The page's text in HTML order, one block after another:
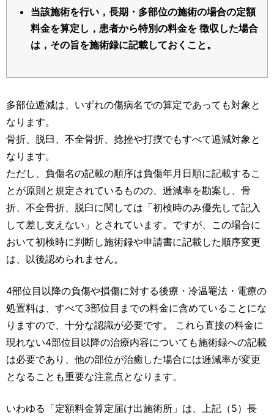
当該施術を行い，長期・多部位の施術の場合の定額
料金を算定し，患者から特別の料金を 徴収した場合
は，その旨を施術録に記載しておくこと。
多部位逓減は、いずれの傷病名での算定であっても対象と
なります。
骨折、脱臼、不全骨折、捻挫や打撲でもすべて逓減対象と
なります。
ただし、負傷名の記載の順序は負傷年月日順に記載するこ
とが原則と規定されているものの、逓減率を勘案し、骨
折、不全骨折、脱臼に関しては「初検時のみ優先して記入
して差し支えない」とされています。ですが、この場合に
おいて初検時に判断し施術録や申請書に記載した順序変更
は、以後認められません。
4部位目以降の負傷や損傷に対する後療・冷温罨法・電療の
処置料は、すべて3部位目までの料金に含めていることにな
りますので、十分な認識が必要です。 これら直接の料金に
現れない4部位目以降の治療内容についても施術録への記載
は必要であり、他の部位が治癒した場合には逓減率が変更
となることも重要な注意点となります。
いわゆる「定額料金算定届け出施術所」は、上記（5）長